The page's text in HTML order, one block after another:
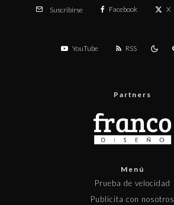
Suscribirse Facebook X
YouTube RSS
Partners
Menú
Prueba de velocidad
Publicita con nosotros